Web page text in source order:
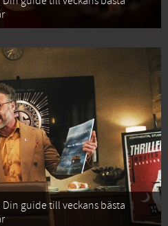
Din guide till veckans bästa